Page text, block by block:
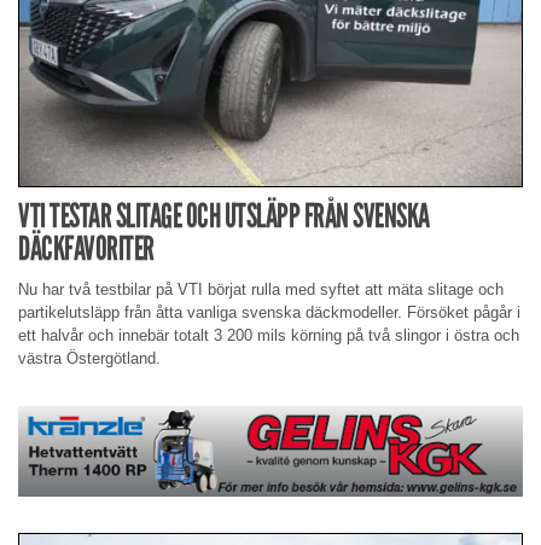
VTI TESTAR SLITAGE OCH UTSLÄPP FRÅN SVENSKA
DÄCKFAVORITER
Nu har två testbilar på VTI börjat rulla med syftet att mäta slitage och
partikelutsläpp från åtta vanliga svenska däckmodeller. Försöket pågår i
ett halvår och innebär totalt 3 200 mils körning på två slingor i östra och
västra Östergötland.